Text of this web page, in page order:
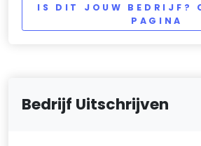
IS DIT JOUW BEDRIJF?
PAGINA
Bedrijf Uitschrijven